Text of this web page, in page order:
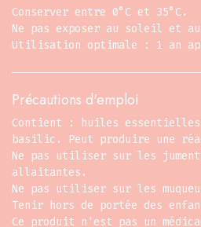
Conserver entre 0°C et 35°C.
Ne pas exposer au soleil et
Utilisation optimale : 1 an
Précautions d'emploi
Contient : huiles
basilic. Peut produire une
Ne pas utiliser sur les
allaitantes.
Ne pas utiliser sur les
Tenir hors de portée des
Ce produit n'est pas un